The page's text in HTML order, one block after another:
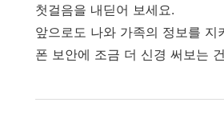
첫걸음을 내딛어 보세요.
앞으로도 나와 가족의 정보를 지
폰 보안에 조금 더 신경 써보는